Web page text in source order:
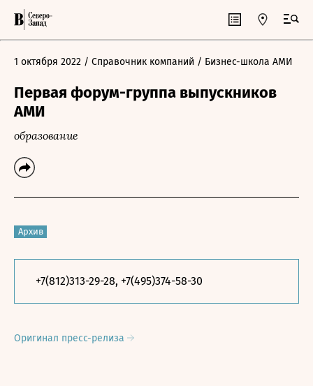
1 октября 2022 / Справочник компаний / Бизнес-школа АМИ
Первая форум-группа выпускников
АМИ
образование
Архив
+7(812)313-29-28, +7(495)374-58-30
Оригинал пресс-релиза